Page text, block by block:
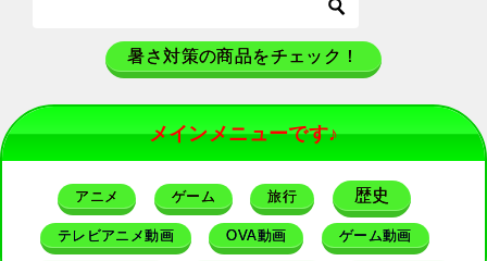
暑さ対策の商品をチェック！
メインメニューです♪
アニメ ゲーム 旅行 歴史
テレビアニメ動画 OVA動画 ゲーム動画